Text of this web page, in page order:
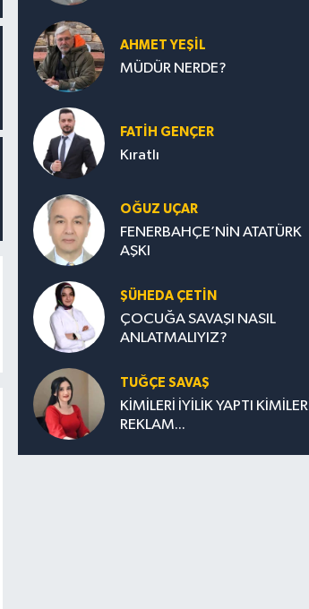
AHMET YEŞİL
MÜDÜR NERDE?
FATIH GENÇER
Kıratlı
OĞUZ UÇAR
FENERBAHÇE’NİN ATATÜRK
AŞKI
ŞÜHEDA ÇETİN
ÇOCUĞA SAVAŞI NASIL
ANLATMALIYIZ?
TUĞÇE SAVAŞ
KİMİLERİ İYİLİK YAPTI KİMİLERİ
REKLAM...